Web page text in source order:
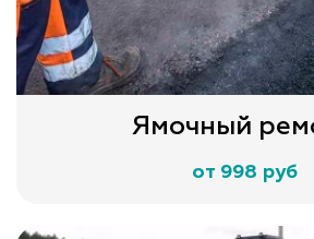
Ямочный
от 998 руб